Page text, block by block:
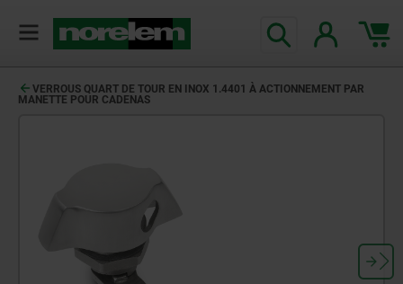
VERROUS QUART DE TOUR EN INOX 1.4401 À ACTIONNEMENT PAR
MANETTE POUR CADENAS